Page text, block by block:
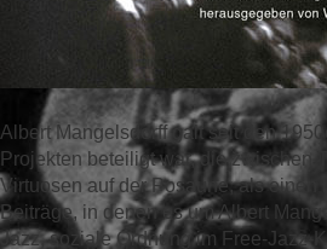
Albert Mangelsdorff galt seit den
Projekten beteiligt war, die zwischen
Virtuosen auf der Posaune, als
Beiträge, in denen es um Albert
Jazz, soziale Ordnung im Free-Jazz-